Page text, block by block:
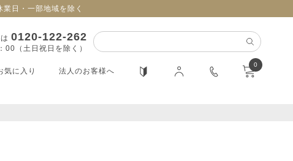
日・一部地域を除く
0120-122-262
（土日祝日を除く）
気に入り 法人のお客様へ
0